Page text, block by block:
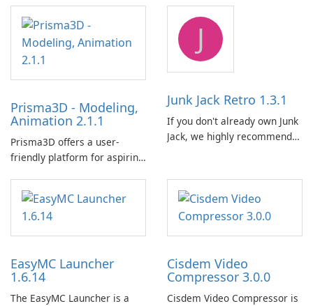
emulator built atop the
BlueStacks engine and tuned
for MSI hardware.
Prisma3D - Modeling,
Animation 2.1.1
Prisma3D offers a user-
friendly platform for aspiring
imagination to life. With a
wide range of tools and
features, this app allows
users to easily design 3D
captivating animated scenes.
J
Junk Jack Retro 1.3.1
If you don't already own Junk
Jack, we highly recommend
This game is where it all
began! Junk Jack Retro,
formerly known as Junk Jack,
EasyMC Launcher
1.6.14
The EasyMC Launcher is a
Cisdem Video
Compressor 3.0.0
Cisdem Video Compressor is